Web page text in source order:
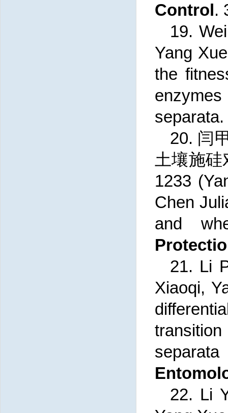
Control.
19.
Yang
the
separata.
20. 闫
土壤施
1233
Chen
and
21. Li
Xiaoqi,
separata
22. Li